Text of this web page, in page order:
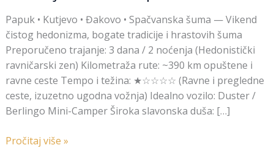
Papuk • Kutjevo • Đakovo • Spačvanska šuma — Vikend
čistog hedonizma, bogate tradicije i hrastovih šuma
Preporučeno trajanje: 3 dana / 2 noćenja (Hedonistički
ravničarski zen) Kilometraža rute: ~390 km opuštene i
ravne ceste Tempo i težina: ★☆☆☆☆ (Ravne i pregledne
ceste, izuzetno ugodna vožnja) Idealno vozilo: Duster /
Berlingo Mini-Camper Široka slavonska duša: […]
Pročitaj više »